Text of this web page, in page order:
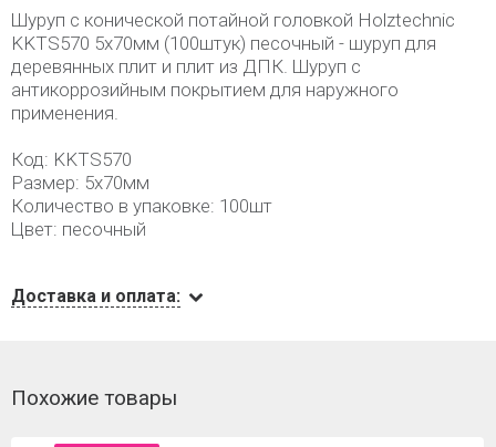
Шуруп с конической потайной головкой Holztechnic
KKTS570 5х70мм (100штук) песочный - шуруп для
деревянных плит и плит из ДПК. Шуруп с
антикоррозийным покрытием для наружного
применения.
Код: KKTS570
Размер: 5х70мм
Количество в упаковке: 100шт
Цвет: песочный
Доставка и оплата:
Похожие товары